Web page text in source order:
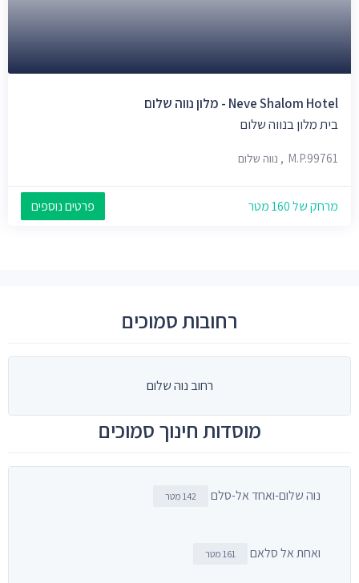
Neve Shalom Hotel - מלון נווה שלום
בית מלון בנווה שלום
M.P.99761, נווה שלום
מרחק של 160 מטר פרטים נוספים
רחובות סמוכים
רחוב נוה שלום
מוסדות חינוך סמוכים
נוה שלום-ואחד אל-סלם 142 מטר
ואחת אל סלאם 161 מטר